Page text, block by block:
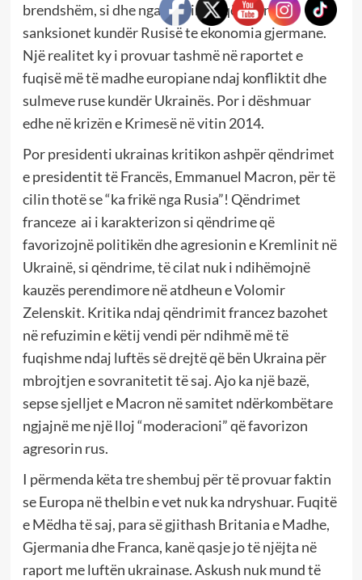
brendshëm, si dhe nga ndikimet që japin
sanksionet kundër Rusisë te ekonomia gjermane.
Një realitet ky i provuar tashmë në raportet e
fuqisë më të madhe europiane ndaj konfliktit dhe
sulmeve ruse kundër Ukrainës. Por i dëshmuar
edhe në krizën e Krimesë në vitin 2014.
Por presidenti ukrainas kritikon ashpër qëndrimet
e presidentit të Francës, Emmanuel Macron, për të
cilin thotë se “ka frikë nga Rusia”! Qëndrimet
franceze ai i karakterizon si qëndrime që
favorizojnë politikën dhe agresionin e Kremlinit në
Ukrainë, si qëndrime, të cilat nuk i ndihëmojnë
kauzës perendimore në atdheun e Volomir
Zelenskit. Kritika ndaj qëndrimit francez bazohet
në refuzimin e këtij vendi për ndihmë më të
fuqishme ndaj luftës së drejtë që bën Ukraina për
mbrojtjen e sovranitetit të saj. Ajo ka një bazë,
sepse sjelljet e Macron në samitet ndërkombëtare
ngjajnë me një lloj “moderacioni” që favorizon
agresorin rus.
I përmenda këta tre shembuj për të provuar faktin
se Europa në thelbin e vet nuk ka ndryshuar. Fuqitë
e Mëdha të saj, para së gjithash Britania e Madhe,
Gjermania dhe Franca, kanë qasje jo të njëjta në
raport me luftën ukrainase. Askush nuk mund të